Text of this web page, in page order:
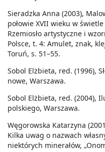
Sieradzka Anna (2003),
połowie XVII wieku w
Rzemiosło artystyczne i
Polsce, t. 4: Amulet, znak,
Toruń, s. 51–55.
Sobol Elżbieta, red. (1996),
nowe, Warszawa.
Sobol Elżbieta, red. (2004),
polskiego, Warszawa.
Węgorowska Katarzyna
Kilka uwag o nazwach
niektórych minerałów,